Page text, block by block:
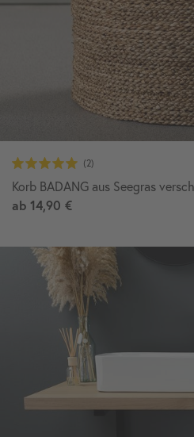
Korb BADANG aus Seegras
ab 14,90 €